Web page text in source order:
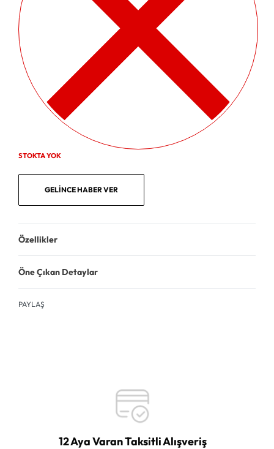
STOKTA YOK
GELINCE HABER VER
Özellikler
Öne Çıkan Detaylar
PAYLAŞ
12 Aya Varan Taksitli Alışveriş